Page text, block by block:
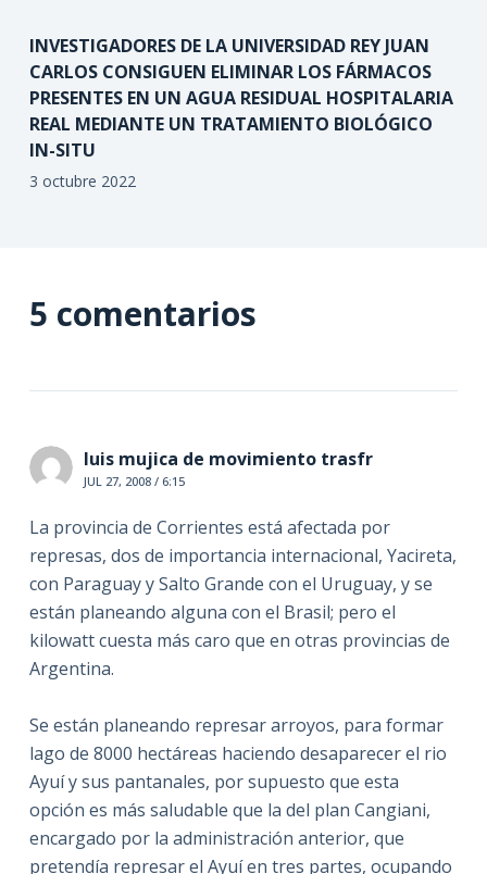
INVESTIGADORES DE LA UNIVERSIDAD REY JUAN
CARLOS CONSIGUEN ELIMINAR LOS FÁRMACOS
PRESENTES EN UN AGUA RESIDUAL HOSPITALARIA
REAL MEDIANTE UN TRATAMIENTO BIOLÓGICO
IN-SITU
3 octubre 2022
5 comentarios
luis mujica de movimiento trasfr
JUL 27, 2008 / 6:15
La provincia de Corrientes está afectada por
represas, dos de importancia internacional, Yacireta,
con Paraguay y Salto Grande con el Uruguay, y se
están planeando alguna con el Brasil; pero el
kilowatt cuesta más caro que en otras provincias de
Argentina.
Se están planeando represar arroyos, para formar
lago de 8000 hectáreas haciendo desaparecer el rio
Ayuí y sus pantanales, por supuesto que esta
opción es más saludable que la del plan Cangiani,
encargado por la administración anterior, que
pretendía represar el Ayuí en tres partes, ocupando